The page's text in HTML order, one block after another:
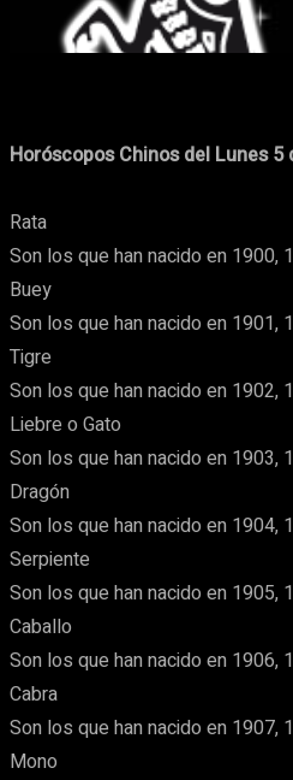
Cuota Facebook
Horóscopos Chinos del Lunes 5
Rata
Son los que han nacido en 1900,
Buey
Son los que han nacido en 1901,
Tigre
Son los que han nacido en 1902,
Liebre o Gato
Son los que han nacido en 1903,
Dragón
Son los que han nacido en 1904,
Serpiente
Son los que han nacido en 1905,
Caballo
Son los que han nacido en 1906,
Cabra
Son los que han nacido en 1907,
Mono